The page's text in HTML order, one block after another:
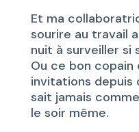
Et ma
sourire au travail
nuit à surveiller si
Ou ce bon copain
invitations depuis
sait jamais
le soir même.